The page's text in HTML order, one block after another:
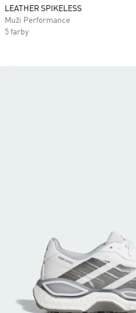
LEATHER SPIKELESS
Muži Performance
5 farby